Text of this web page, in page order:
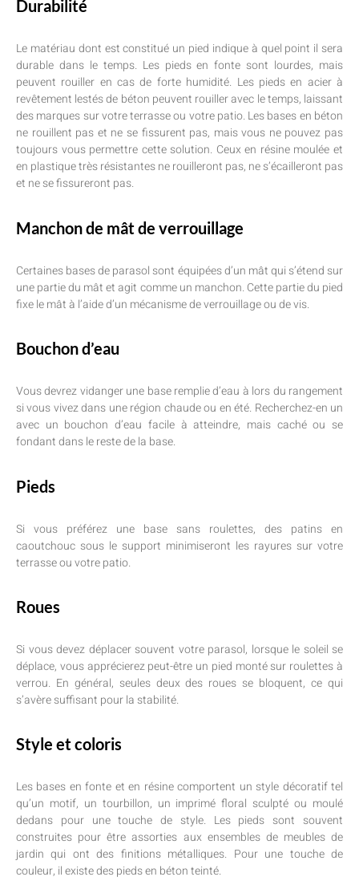
Durabilité
Le matériau dont est constitué un pied indique à quel point il sera
durable dans le temps. Les pieds en fonte sont lourdes, mais
peuvent rouiller en cas de forte humidité. Les pieds en acier à
revêtement lestés de béton peuvent rouiller avec le temps, laissant
des marques sur votre terrasse ou votre patio. Les bases en béton
ne rouillent pas et ne se fissurent pas, mais vous ne pouvez pas
toujours vous permettre cette solution. Ceux en résine moulée et
en plastique très résistantes ne rouilleront pas, ne s’écailleront pas
et ne se fissureront pas.
Manchon de mât de verrouillage
Certaines bases de parasol sont équipées d’un mât qui s’étend sur
une partie du mât et agit comme un manchon. Cette partie du pied
fixe le mât à l’aide d’un mécanisme de verrouillage ou de vis.
Bouchon d’eau
Vous devrez vidanger une base remplie d’eau à lors du rangement
si vous vivez dans une région chaude ou en été. Recherchez-en un
avec un bouchon d’eau facile à atteindre, mais caché ou se
fondant dans le reste de la base.
Pieds
Si vous préférez une base sans roulettes, des patins en
caoutchouc sous le support minimiseront les rayures sur votre
terrasse ou votre patio.
Roues
Si vous devez déplacer souvent votre parasol, lorsque le soleil se
déplace, vous apprécierez peut-être un pied monté sur roulettes à
verrou. En général, seules deux des roues se bloquent, ce qui
s’avère suffisant pour la stabilité.
Style et coloris
Les bases en fonte et en résine comportent un style décoratif tel
qu’un motif, un tourbillon, un imprimé floral sculpté ou moulé
dedans pour une touche de style. Les pieds sont souvent
construites pour être assorties aux ensembles de meubles de
jardin qui ont des finitions métalliques. Pour une touche de
couleur, il existe des pieds en béton teinté.